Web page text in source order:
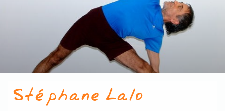
Stéphane Lalo